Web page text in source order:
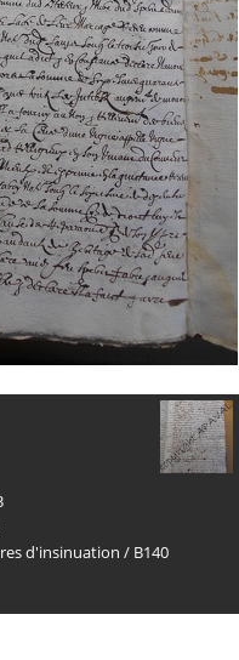
d'insinuation / B140